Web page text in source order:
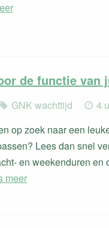
de functie van
GNK wachttijd 4
op zoek naar een
Lees dan snel
en weekenduren
meer